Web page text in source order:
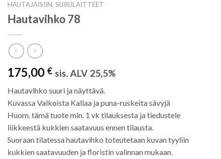
HAUTAJAISIIN, SURULAITTEET
Hautavihko 78
175,00 € sis. ALV 25,5%
Hautavihko suuri ja näyttävä.
Kuvassa Valkoista Kallaa ja puna-ruskeita sävyjä
Huom. tämä tuote min. 1 vk tilauksesta ja tiedustele
liikkeestä kukkien saatavuus ennen tilausta.
Suoraan tilatessa hautavihko toteutetaan kuvan tyyliin
kukkien saatavuuden ja floristin valinnan mukaan.